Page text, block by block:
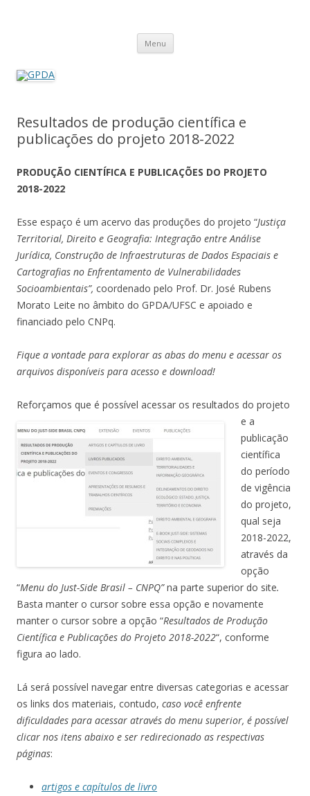
Menu Pular
o
Resultados de produção científica e
publicações do projeto 2018-2022
PRODUÇÃO CIENTÍFICA E PUBLICAÇÕES DO PROJETO
2018-2022
Esse espaço é um acervo das produções do projeto “Justiça
Territorial, Direito e Geografia: Integração entre Análise
Jurídica, Construção de Infraestruturas de Dados Espaciais e
Cartografias no Enfrentamento de Vulnerabilidades
Socioambientais”, coordenado pelo Prof. Dr. José Rubens
Morato Leite no âmbito do GPDA/UFSC e apoiado e
financiado pelo CNPq.
Fique a vontade para explorar as abas do menu e acessar os
arquivos disponíveis para acesso e download!
Reforçamos que é possível acessar os resultados do projeto
e a
publicação
científica
do período
de vigência
do projeto,
qual seja
2018-2022,
através da
opção
“Menu do Just-Side Brasil – CNPQ”na parte superior do site.
Basta manter o cursor sobre essa opção e novamente
manter o cursor sobre a opção “Resultados de Produção
Científica e Publicações do Projeto 2018-2022“, conforme
figura ao lado.
Lá será possível navegar entre diversas categorias e acessar
os links dos materiais, contudo, caso você enfrente
dificuldades para acessar através do menu superior, é possível
clicar nos itens abaixo e ser redirecionado as respectivas
páginas:
artigos e capítulos de livro